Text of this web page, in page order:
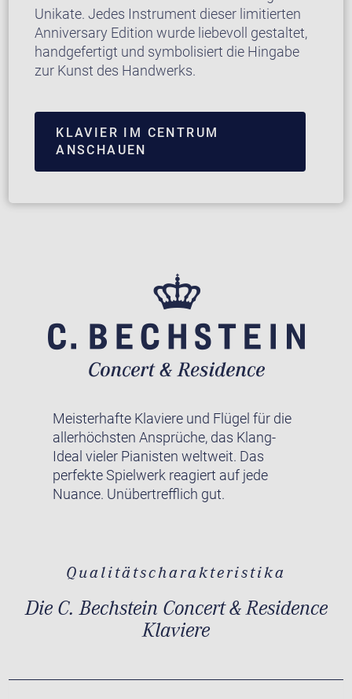
Unikate. Jedes Instrument dieser limitierten
Anniversary Edition wurde liebevoll gestaltet,
handgefertigt und symbolisiert die Hingabe
zur Kunst des Handwerks.
KLAVIER IM CENTRUM
ANSCHAUEN
Meisterhafte Klaviere und Flügel für die
allerhöchsten Ansprüche, das Klang-
Ideal vieler Pianisten weltweit. Das
perfekte Spielwerk reagiert auf jede
Nuance. Unübertrefflich gut.
Qualitätscharakteristika
Die C. Bechstein Concert & Residence
Klaviere